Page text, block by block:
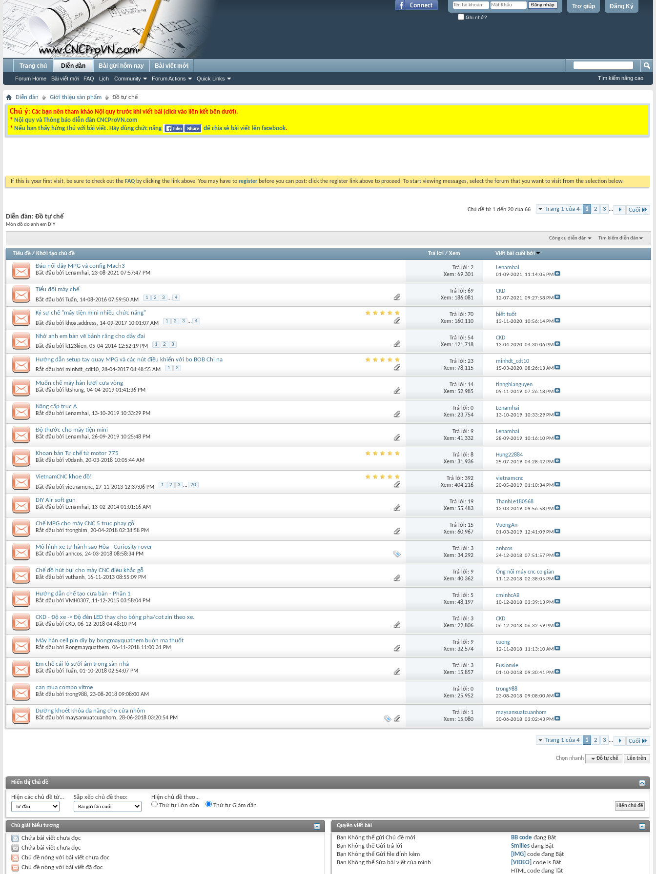
Đăng Ký
Trợ giúp
Ghi nhớ?
Trang chủ Diễn đàn
Forum Home Bài viết mới FAQ Lịch Community Forum Actions Quick Links
Bài gửi hôm nay Bài viết mới
Tìm kiếm nâng cao
Diễn đàn Giới thiệu sản phẩm Đồ tự chế
Chú ý: Các bạn nên tham khảo Nội quy trước khi viết bài (click vào liên kết bên dưới).
* Nội quy và Thông báo diễn đàn CNCProVN.com
* Nếu bạn thấy hứng thú với bài viết. Hãy dùng chức năng để chia sẻ bài viết lên facebook.
If this is your first visit, be sure to check out the FAQ by clicking the link above. You may have to register before you can post: click the register link above to proceed. To start viewing messages, select the forum that you want to visit from the selection below.
Trang 1 của 4 1 2 3 ... Cuối
Chủ đề từ 1 đến 20 của 66
Diễn đàn: Đồ tự chế
Món đồ do anh em DIY
Công cụ diễn đàn Tìm kiếm diễn đàn
Tiêu đề / Khởi tạo chủ đề Trả lời/ Xem Viết bài cuối bởi
Đáu nối dây MPG và config Mach3
Bắt đầu bởi Lenamhai‎, 23-08-2021 07:57:47 PM
Trả lời: 2
Xem: 69,301
Lenamhai
01-09-2021, 11:14:05 PM
Tiểu đội máy chế.
Bắt đầu bởi Tuấn‎, 14-08-2016 07:59:50 AM 1 2 3 ... 4
Trả lời: 69
Xem: 186,081
CKD
12-07-2021,09:27:58 PM
Ký sự chế "máy tiện mini nhiều chức năng"
Bắt đầu bởi khoa.address‎, 14-09-2017 10:01:07 AM 1 2 3 ... 4
Trả lời: 70
Xem: 160,110
biết tuốt
13-11-2020, 10:56:14 PM
Nhờ anh em bản vẽ bánh răng cho dây đai
Bắt đầu bởi k123kien‎, 05-04-2014 12:52:19 PM 1 2 3
Trả lời: 54
Xem: 121,718
CKD
13-04-2020,04:30:06 PM
Hướng dẫn setup tay quay MPG và các nút điều khiển với bo BOB Chị na
Bắt đầu bởi minhdt_cdt10‎, 28-04-2017 08:48:55 AM 1 2
Trả lời: 23
Xem: 78,115
minhdt_cdt10
15-03-2020,08:26:13 AM
Muốn chế máy hàn lưỡi cưa vòng
Bắt đầu bởi ktshung‎, 04-04-2019 01:41:36 PM
Trả lời: 14
Xem: 52,985
tinnghianguyen
09-11-2019,07:26:18 PM
Nâng cấp trục A
Bắt đầu bởi Lenamhai‎, 13-10-2019 10:33:29 PM
Trả lời: 0
Xem: 23,754
Lenamhai
13-10-2019, 10:33:29 PM
Độ thước cho máy tiện mini
Bắt đầu bởi Lenamhai‎, 26-09-2019 10:25:48 PM
Trả lời: 9
Xem: 41,332
Lenamhai
28-09-2019, 10:16:10 PM
Khoan bàn Tự chế từ motor 775
Bắt đầu bởi v0danh‎, 20-03-2018 10:05:44 AM
Trả lời: 8
Xem: 31,936
Hung22884
25-07-2019,04:28:42 PM
VietnamCNC khoe đồ!
Bắt đầu bởi vietnamcnc‎, 27-11-2013 12:37:06 PM 1 2 3 ... 20
Trả lời: 392
Xem: 404,216
vietnamcnc
20-05-2019,01:10:34 PM
DIY Air soft gun
Bắt đầu bởi Lenamhai‎, 13-02-2014 01:01:16 AM
Trả lời: 19
Xem: 55,483
ThanhLe180568
12-03-2019,09:56:58 PM
Chế MPG cho máy CNC 5 trục phay gỗ
Bắt đầu bởi trongbim‎, 20-04-2018 02:38:58 PM
Trả lời: 15
Xem: 60,967
VuongAn
01-03-2019, 12:41:09 PM
Mô hình xe tự hành sao Hỏa - Curiosity rover
Bắt đầu bởi anhcos‎, 24-03-2018 08:58:34 PM
Trả lời: 3
Xem: 34,292
anhcos
24-12-2018,07:51:57 PM
Chế đồ hút bụi cho máy CNC điêu khắc gỗ
Bắt đầu bởi vuthanh‎, 16-11-2013 08:55:09 PM
Trả lời: 9
Xem: 40,362
Ống nối máy cnc co giãn
11-12-2018,02:38:05 PM
Hướng dẫn chế tạo cưa bàn - Phần 1
Bắt đầu bởi VMH0307‎, 11-12-2015 03:58:04 PM
Trả lời: 5
Xem: 48,197
cminhcAB
10-12-2018,03:39:13 PM
CKD - Độ xe -> Độ đèn LED thay cho bóng pha/cot zin theo xe.
Bắt đầu bởi CKD‎, 06-12-2018 04:48:10 PM
Trả lời: 3
Xem: 22,806
CKD
06-12-2018,06:32:59 PM
Máy hàn cell pin diy by bongmayquathem buôn ma thuốt
Bắt đầu bởi Bongmayquathem‎, 06-11-2018 11:00:31 PM
Trả lời: 9
Xem: 32,574
cuong
12-11-2018, 11:13:10 AM
Em chế cái lò sưởi âm trong sàn nhà
Bắt đầu bởi Tuấn‎, 01-10-2018 02:54:07 PM
Trả lời: 3
Xem: 15,857
Fusionvie
01-10-2018,09:30:41 PM
can mua compo vitme
Bắt đầu bởi trong988‎, 23-08-2018 09:08:00 AM
Trả lời: 0
Xem: 25,952
trong988
23-08-2018,09:08:00 AM
Dưỡng khoét khóa đa năng cho cửa nhôm
Bắt đầu bởi maysanxuatcuanhom‎, 28-06-2018 03:20:54 PM
Trả lời: 1
Xem: 15,080
maysanxuatcuanhom
30-06-2018,03:02:43 PM
Trang 1 của 4 1 2 3 ... Cuối
Chọn nhanh Đồ tự chế Lên trên
Hiển thị Chủ đề
Hiện các chủ đề từ... Sắp xếp chủ đề theo:
Hiện chủ đề theo...
Thứ tự Lớn dần
Thứ tự Giảm dần
Chú giải biểu tượng
Chứa bài viết chưa đọc
Chứa bài viết chưa đọc
Chủ đề nóng với bài viết chưa đọc
Chủ đề nóng với bài viết đã đọc
Quyền viết bài
Bạn Không thểgửi Chủ đề mới
Bạn Không thểGửi trả lời
Bạn Không thểGửi file đính kèm
Bạn Không thểSửa bài viết của mình
BB code đang Bật
Smilies đang Bật
[IMG] code đang Bật
[VIDEO] code is Bật
HTML code đangTắt